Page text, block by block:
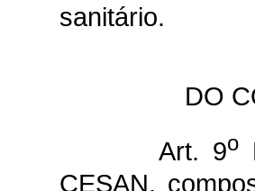
sanitário.
DO
Art. 9o
CESAN,